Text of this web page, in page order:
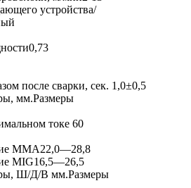
устройства/
0,73
после сварки, сек. 1,0±0,5
мм.Размеры
токе 60
MMA22,0—28,8
MIG16,5—26,5
Ш/Д/В мм.Размеры